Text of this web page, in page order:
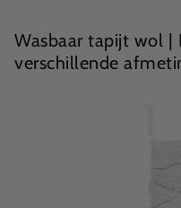
Wasbaar tapijt wol |
verschillende